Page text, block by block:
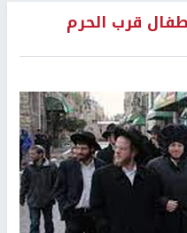
قرب الحرم